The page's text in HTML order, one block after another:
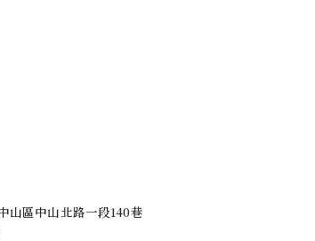
山區中山北路一段140巷